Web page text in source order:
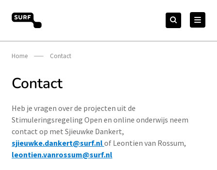
naar
content
Open Online Onderwijs
Zoeken
naar:Zoeken
Home Contact
Contact
Heb je vragen over de projecten uit de
Stimuleringsregeling Open en online onderwijs neem
contact op met Sjieuwke Dankert,
sjieuwke.dankert@surf.nlof Leontien van Rossum,
leontien.vanrossum@surf.nl